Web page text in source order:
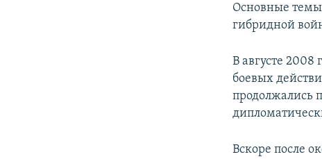
Основные темы
гибридной
В августе 2008
боевых
продолжались
Вскоре после